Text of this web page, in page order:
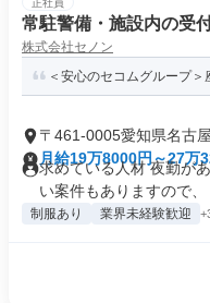
正社員
常駐警備・施設内の受
株式会社セノン
＜安心のセコムグループ
〒461-0005愛知県名古
月給19万8000円～27万
求めている人材 夜勤が
い案件もありますので、
制服あり 業界未経験歓迎